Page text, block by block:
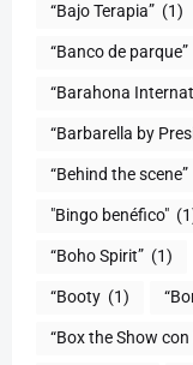
“Bajo Terapia” (1)
“Banco de parque”
“Barahona
“Barbarella by
“Behind the scene”
"Bingo benéfico"
“Boho Spirit” (1)
“Booty (1)
“Box the Show